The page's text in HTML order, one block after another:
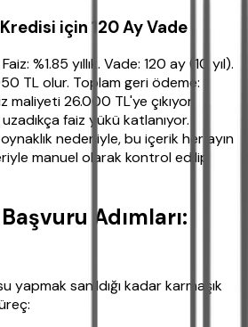
için 120 Ay Vade
%1.85 yıllık. Vade: 120 ay (10 yıl).
TL olur. Toplam geri ödeme:
maliyeti 26.000 TL'ye çıkıyor.
faiz yükü katlanıyor.
nedeniyle, bu içerik her ayın
manuel olarak kontrol edilip
Adımları:
yapmak sanıldığı kadar karmaşık